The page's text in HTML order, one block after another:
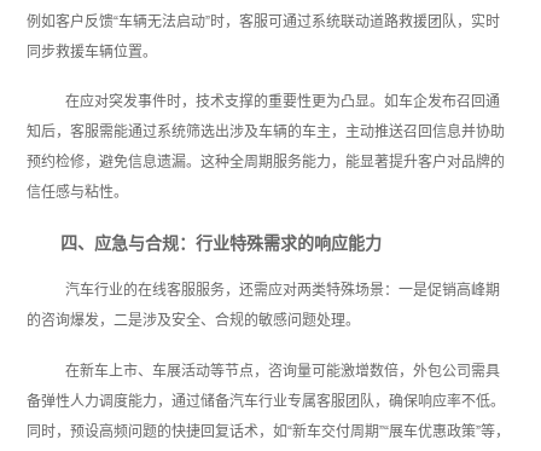
例如客户反馈“车辆无法启动”时，客服可通过系统联动道路救援团队，实时
同步救援车辆位置。
在应对突发事件时，技术支撑的重要性更为凸显。如车企发布召回通
知后，客服需能通过系统筛选出涉及车辆的车主，主动推送召回信息并协助
预约检修，避免信息遗漏。这种全周期服务能力，能显著提升客户对品牌的
信任感与粘性。
四、应急与合规：行业特殊需求的响应能力
汽车行业的在线客服服务，还需应对两类特殊场景：一是促销高峰期
的咨询爆发，二是涉及安全、合规的敏感问题处理。
在新车上市、车展活动等节点，咨询量可能激增数倍，外包公司需具
备弹性人力调度能力，通过储备汽车行业专属客服团队，确保响应率不低。
同时，预设高频问题的快捷回复话术，如“新车交付周期”“展车优惠政策”等，